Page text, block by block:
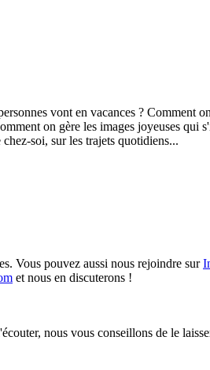
vont en vacances ? Comment
on gère les images joyeuses qui
soi, sur les trajets quotidiens...
Vous pouvez aussi nous rejoindre sur
et nous en discuterons !
nous vous conseillons de le